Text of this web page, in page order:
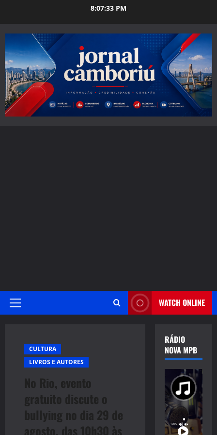
8:07:34 PM
Primary
WATCH ONLINE
CULTURA
LIVROS E AUTORES
No Rio, evento
gratuito discute o
bullying no dia 29 de
agosto, das 10h30 às
RÁDIO
NOVA MPB